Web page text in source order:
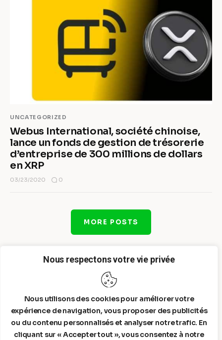
Nous respectons votre vie privée
Nous utilisons des cookies pour améliorer votre
expérience de navigation, vous proposer des publicités
ou du contenu personnalisés et analyser notre trafic. En
cliquant sur « Accepter tout », vous consentez à notre
UNCATEGORIZED
Webus International, société chinoise,
lance un fonds de gestion de trésorerie
d’entreprise de 300 millions de dollars
en XRP
03/23/2020 0
MORE POSTS